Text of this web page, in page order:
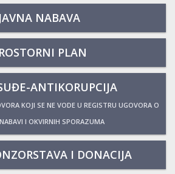
JAVNA NABAVA
PLAN
ANTIKORUPCIJA
KOJI SE NE VODE U REGISTRU UGOVORA O
I OKVIRNIH SPORAZUMA
I DONACIJA